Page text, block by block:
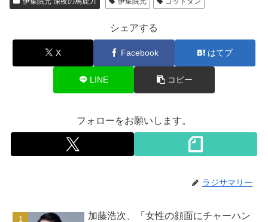
シェアする
X Facebook はてブ
LINE コピー
フォローをお願いします。
ラジサマリー
加藤浩次、「女性の顔面にチャーハン